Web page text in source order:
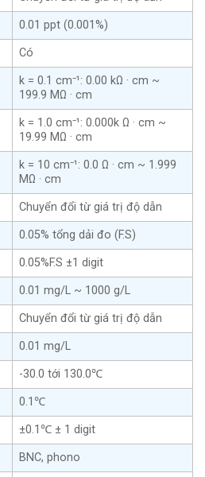
0.01 ppt (0.001%)
Có
k = 0.1 cm⁻¹: 0.00 kΩ · cm ~
199.9 MΩ · cm
k = 1.0 cm⁻¹: 0.000k Ω · cm ~
19.99 MΩ · cm
k = 10 cm⁻¹: 0.0 Ω · cm ~ 1.999
MΩ · cm
Chuyển đổi từ giá trị độ dẫn
0.05% tổng dải đo (F.S)
0.05%F.S ±1 digit
0.01 mg/L ~ 1000 g/L
Chuyển đổi từ giá trị độ dẫn
0.01 mg/L
-30.0 tới 130.0℃
0.1℃
±0.1℃ ± 1 digit
BNC, phono